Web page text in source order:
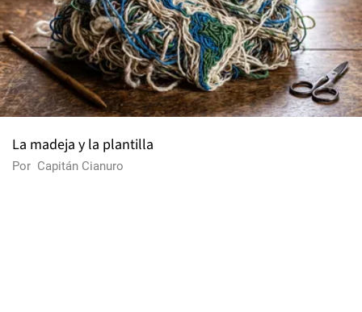
La madeja y la plantilla
Por Capitán Cianuro